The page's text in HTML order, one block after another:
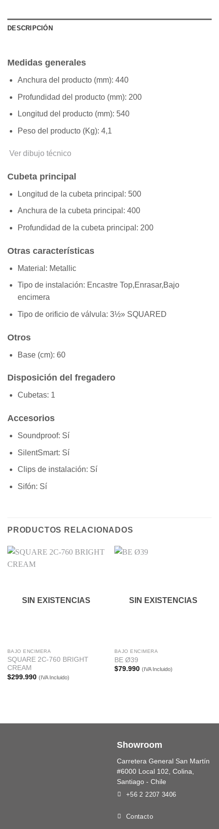
DESCRIPCIÓN
Medidas generales
Anchura del producto (mm): 440
Profundidad del producto (mm): 200
Longitud del producto (mm): 540
Peso del producto (Kg): 4,1
Ver dibujo técnico
Cubeta principal
Longitud de la cubeta principal: 500
Anchura de la cubeta principal: 400
Profundidad de la cubeta principal: 200
Otras características
Material: Metallic
Tipo de instalación: Encastre Top,Enrasar,Bajo
encimera
Tipo de orificio de válvula: 3½» SQUARED
Otros
Base (cm): 60
Disposición del fregadero
Cubetas: 1
Accesorios
Soundproof: Sí
SilentSmart: Sí
Clips de instalación: Sí
Sifón: Sí
PRODUCTOS RELACIONADOS
SIN EXISTENCIAS
BAJO ENCIMERA
SQUARE 2C-760 BRIGHT
CREAM
$299.990 (IVA Incluido)
SIN EXISTENCIAS
BAJO ENCIMERA
BE Ø39
$79.990 (IVA Incluido)
Showroom
Carretera General San Martín
#6000 Local 102, Colina,
Santiago - Chile
+56 2 2207 3406
Contacto